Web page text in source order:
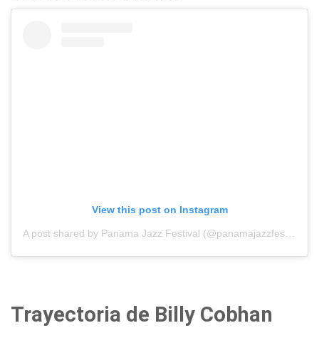
View this post on Instagram
Trayectoria de Billy Cobhan